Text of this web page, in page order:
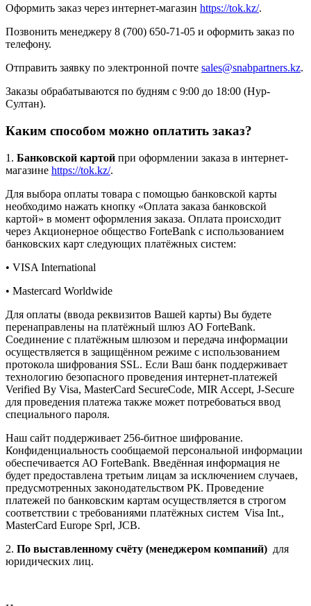
Оформить заказ через интернет-магазин https://tok.kz/.
Позвонить менеджеру 8 (700) 650-71-05 и оформить заказ по
телефону.
Отправить заявку по электронной почте sales@snabpartners.kz.
Заказы обрабатываются по будням с 9:00 до 18:00 (Нур-
Султан).
Каким способом можно оплатить заказ?
1. Банковской картой при оформлении заказа в интернет-
магазине https://tok.kz/.
Для выбора оплаты товара с помощью банковской карты
необходимо нажать кнопку «Оплата заказа банковской
картой» в момент оформления заказа. Оплата происходит
через Акционерное общество ForteBank с использованием
банковских карт следующих платёжных систем:
• VISA International
• Mastercard Worldwide
Для оплаты (ввода реквизитов Вашей карты) Вы будете
перенаправлены на платёжный шлюз АО ForteBank.
Соединение с платёжным шлюзом и передача информации
осуществляется в защищённом режиме с использованием
протокола шифрования SSL. Если Ваш банк поддерживает
технологию безопасного проведения интернет-платежей
Verified By Visa, MasterCard SecureCode, MIR Accept, J-Secure
для проведения платежа также может потребоваться ввод
специального пароля.
Наш сайт поддерживает 256-битное шифрование.
Конфиденциальность сообщаемой персональной информации
обеспечивается АО ForteBank. Введённая информация не
будет предоставлена третьим лицам за исключением случаев,
предусмотренных законодательством РК. Проведение
платежей по банковским картам осуществляется в строгом
соответствии с требованиями платёжных систем Visa Int.,
MasterCard Europe Sprl, JCB.
2. По выставленному счёту (менеджером компаний) для
юридических лиц.